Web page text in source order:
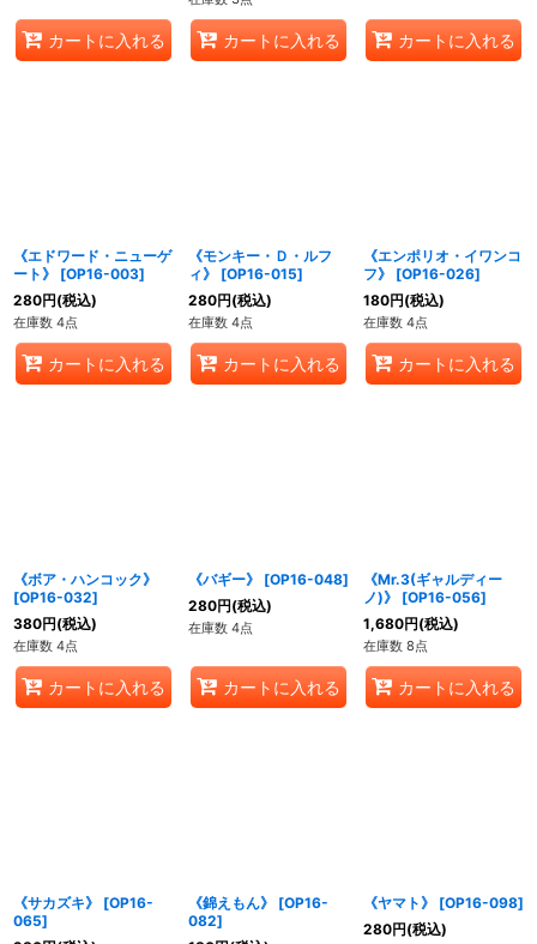
カートに入れる カートに入れる カートに入れる
《エドワード・ニューゲ
ート》
[OP16-003]
280円(税込)
在庫数 4点
カートに入れる
《モンキー・Ｄ・ルフ
ィ》
[OP16-015]
280円(税込)
在庫数 4点
カートに入れる
《エンポリオ・イワンコ
フ》
[OP16-026]
180円(税込)
在庫数 4点
カートに入れる
《ボア・ハンコック》
[OP16-032]
380円(税込)
在庫数 4点
カートに入れる
《バギー》 [OP16-048]
280円(税込)
在庫数 4点
カートに入れる
《Mr.3(ギャルディー
ノ)》
[OP16-056]
1,680円(税込)
在庫数 8点
カートに入れる
《サカズキ》 [OP16-
065]
《錦えもん》 [OP16-
082]
《ヤマト》 [OP16-098]
280円(税込)